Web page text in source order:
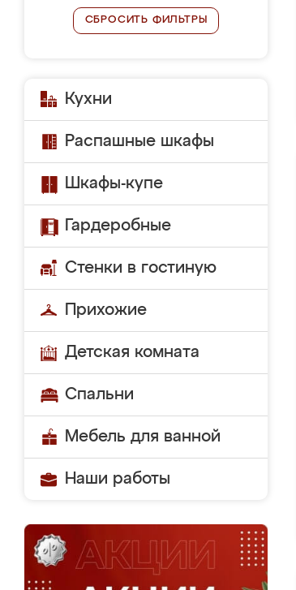
СБРОСИТЬ ФИЛЬТРЫ
Кухни
Распашные шкафы
Шкафы-купе
Гардеробные
Стенки в гостиную
Прихожие
Детская комната
Спальни
Мебель для ванной
Наши работы